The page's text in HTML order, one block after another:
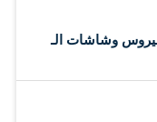
وشاشات الـ